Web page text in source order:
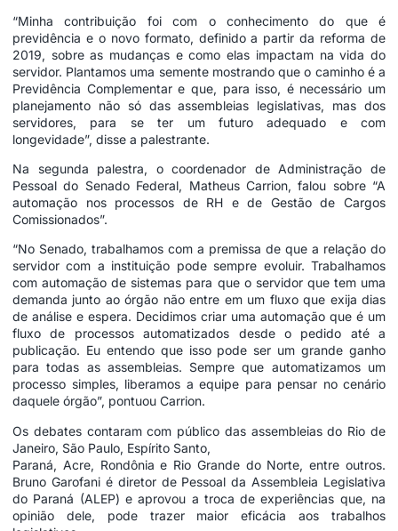
“Minha contribuição foi com o conhecimento do que é
previdência e o novo formato, definido a partir da reforma de
2019, sobre as mudanças e como elas impactam na vida do
servidor. Plantamos uma semente mostrando que o caminho é a
Previdência Complementar e que, para isso, é necessário um
planejamento não só das assembleias legislativas, mas dos
servidores, para se ter um futuro adequado e com
longevidade”, disse a palestrante.
Na segunda palestra, o coordenador de Administração de
Pessoal do Senado Federal, Matheus Carrion, falou sobre “A
automação nos processos de RH e de Gestão de Cargos
Comissionados”.
“No Senado, trabalhamos com a premissa de que a relação do
servidor com a instituição pode sempre evoluir. Trabalhamos
com automação de sistemas para que o servidor que tem uma
demanda junto ao órgão não entre em um fluxo que exija dias
de análise e espera. Decidimos criar uma automação que é um
fluxo de processos automatizados desde o pedido até a
publicação. Eu entendo que isso pode ser um grande ganho
para todas as assembleias. Sempre que automatizamos um
processo simples, liberamos a equipe para pensar no cenário
daquele órgão”, pontuou Carrion.
Os debates contaram com público das assembleias do Rio de
Janeiro, São Paulo, Espírito Santo,
Paraná, Acre, Rondônia e Rio Grande do Norte, entre outros.
Bruno Garofani é diretor de Pessoal da Assembleia Legislativa
do Paraná (ALEP) e aprovou a troca de experiências que, na
opinião dele, pode trazer maior eficácia aos trabalhos